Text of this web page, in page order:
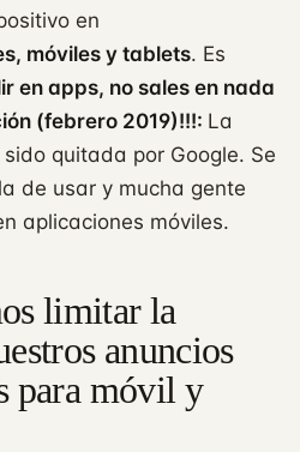
en
móviles y tablets. Es
en apps, no sales en nada
(febrero 2019)!!!: La
quitada por Google. Se
de usar y mucha gente
aplicaciones móviles.
limitar la
anuncios
para móvil y